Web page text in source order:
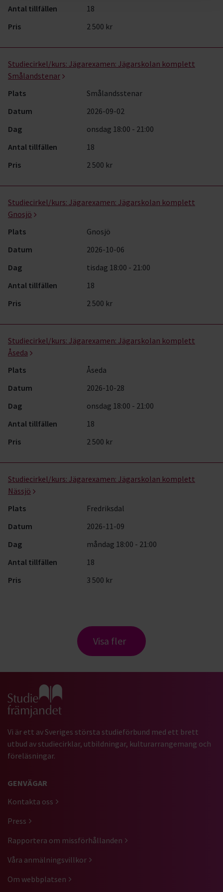
Antal tillfällen
18
Pris
2 500 kr
Studiecirkel/kurs: Jägarexamen: Jägarskolan komplett
Smålandstenar
Plats
Smålandsstenar
Datum
2026-09-02
Dag
onsdag 18:00 - 21:00
Antal tillfällen
18
Pris
2 500 kr
Studiecirkel/kurs: Jägarexamen: Jägarskolan komplett
Gnosjö
Plats
Gnosjö
Datum
2026-10-06
Dag
tisdag 18:00 - 21:00
Antal tillfällen
18
Pris
2 500 kr
Studiecirkel/kurs: Jägarexamen: Jägarskolan komplett
Åseda
Plats
Åseda
Datum
2026-10-28
Dag
onsdag 18:00 - 21:00
Antal tillfällen
18
Pris
2 500 kr
Studiecirkel/kurs: Jägarexamen: Jägarskolan komplett
Nässjö
Plats
Fredriksdal
Datum
2026-11-09
Dag
måndag 18:00 - 21:00
Antal tillfällen
18
Pris
3 500 kr
Visa fler
Gå till studiefrämjandets startsida
Vi är ett av Sveriges största studieförbund med ett brett
utbud av studiecirklar, utbildningar, kulturarrangemang och
föreläsningar.
GENVÄGAR
Kontakta oss
Press
Rapportera om missförhållanden
Våra anmälningsvillkor
Om webbplatsen